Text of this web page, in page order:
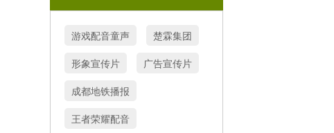
游戏配音童声
楚霖集团
形象宣传片
广告宣传片
成都地铁播报
王者荣耀配音